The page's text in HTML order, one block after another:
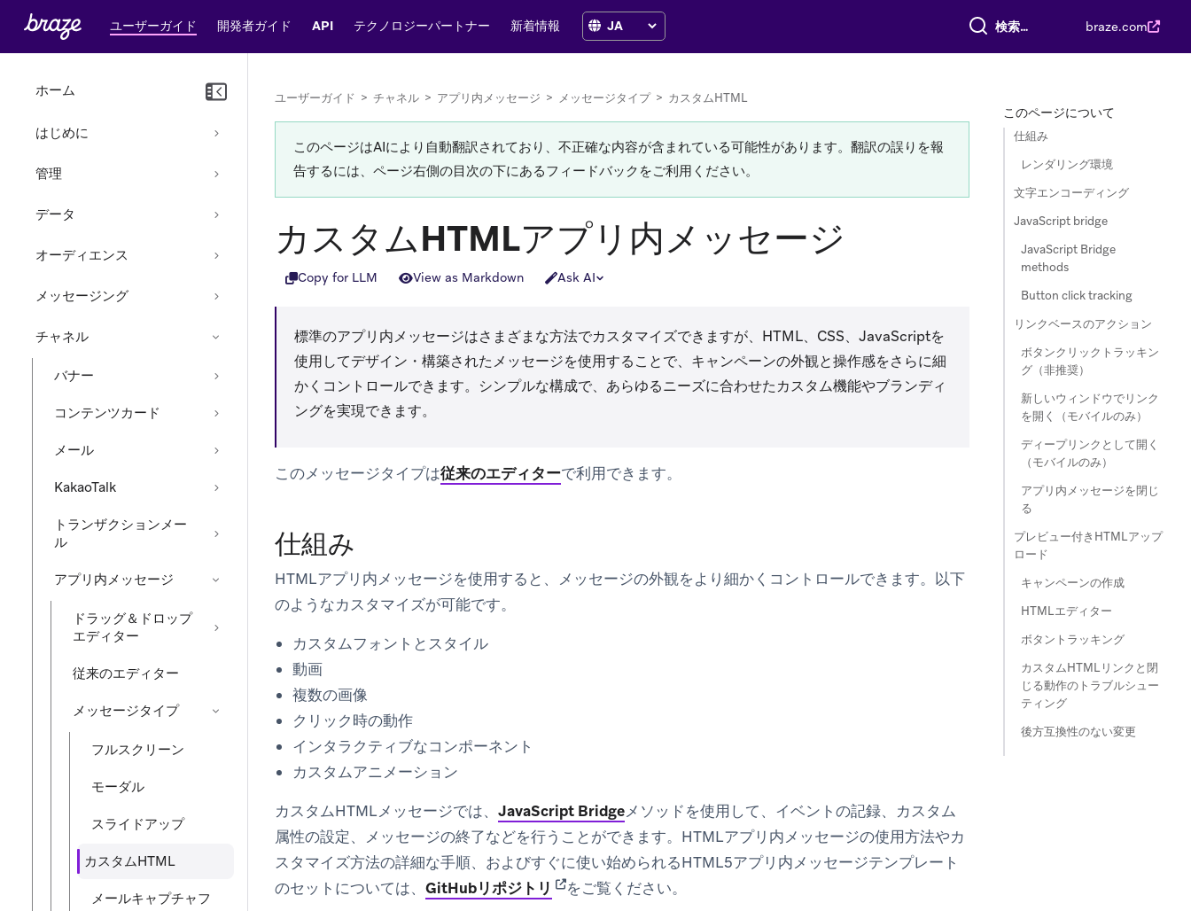
ユーザーガイド 開発者ガイド API テクノロジーパートナー 新着情報 すべて検索 braze.com
ホーム
はじめに
管理
データ
オーディエンス
メッセージング
チャネル
バナー
コンテンツカード
メール
KakaoTalk
トランザクションメー
ル
アプリ内メッセージ
ドラッグ＆ドロップ
エディター
従来のエディター
メッセージタイプ
フルスクリーン
モーダル
スライドアップ
カスタムHTML
メールキャプチャフ
ユーザーガイド > チャネル > アプリ内メッセージ > メッセージタイプ> カスタムHTML
このページはAIにより自動翻訳されており、不正確な内容が含まれている可能性があります。翻訳の誤りを報
告するには、ページ右側の目次の下にあるフィードバックをご利用ください。
カスタムHTMLアプリ内メッセージ
Copy for LLM View as Markdown Ask AI
標準のアプリ内メッセージはさまざまな方法でカスタマイズできますが、HTML、CSS、JavaScriptを
使用してデザイン・構築されたメッセージを使用することで、キャンペーンの外観と操作感をさらに細
かくコントロールできます。シンプルな構成で、あらゆるニーズに合わせたカスタム機能やブランディ
ングを実現できます。
このメッセージタイプは従来のエディターで利用できます。
仕組み
HTMLアプリ内メッセージを使用すると、メッセージの外観をより細かくコントロールできます。以下
のようなカスタマイズが可能です。
カスタムフォントとスタイル
動画
複数の画像
クリック時の動作
インタラクティブなコンポーネント
カスタムアニメーション
カスタムHTMLメッセージでは、 JavaScript Bridgeメソッドを使用して、イベントの記録、カスタム
属性の設定、メッセージの終了などを行うことができます。HTMLアプリ内メッセージの使用方法やカ
スタマイズ方法の詳細な手順、およびすぐに使い始められるHTML5アプリ内メッセージテンプレート
のセットについては、 GitHubリポジトリ (opens in new tab)
をご覧ください。
このページについて
仕組み
レンダリング環境
文字エンコーディング
JavaScript bridge
JavaScript Bridge
methods
Button click tracking
リンクベースのアクション
ボタンクリックトラッキン
グ（非推奨）
新しいウィンドウでリンク
を開く（モバイルのみ）
ディープリンクとして開く
（モバイルのみ）
アプリ内メッセージを閉じ
る
プレビュー付きHTMLアップ
ロード
キャンペーンの作成
HTMLエディター
ボタントラッキング
カスタムHTMLリンクと閉
じる動作のトラブルシュー
ティング
後方互換性のない変更